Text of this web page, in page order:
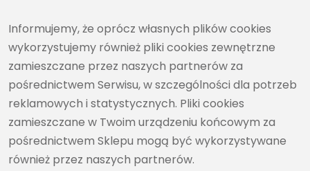
Informujemy, że oprócz własnych plików cookies
wykorzystujemy również pliki cookies zewnętrzne
zamieszczane przez naszych partnerów za
pośrednictwem Serwisu, w szczególności dla potrzeb
reklamowych i statystycznych. Pliki cookies
zamieszczane w Twoim urządzeniu końcowym za
pośrednictwem Sklepu mogą być wykorzystywane
również przez naszych partnerów.